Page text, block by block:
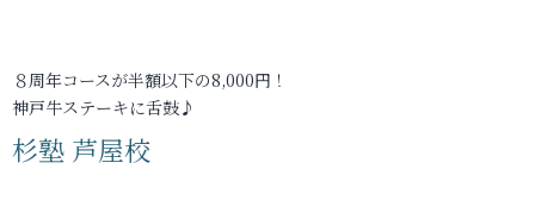
８周年コースが半額以下の8,000円！
神戸牛ステーキに舌鼓♪
杉塾 芦屋校